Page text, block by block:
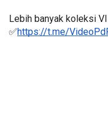
Lebih banyak koleksi
✅https://t.me/